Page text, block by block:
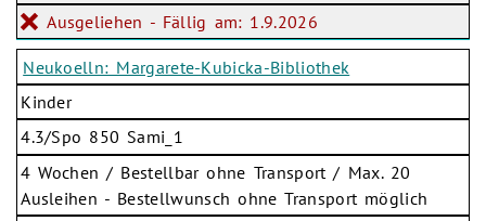
Ausgeliehen - Fällig am: 1.9.2026
Neukoelln: Margarete-Kubicka-Bibliothek
Kinder
4.3/Spo 850 Sami_1
4 Wochen / Bestellbar ohne Transport / Max. 20
Ausleihen - Bestellwunsch ohne Transport möglich